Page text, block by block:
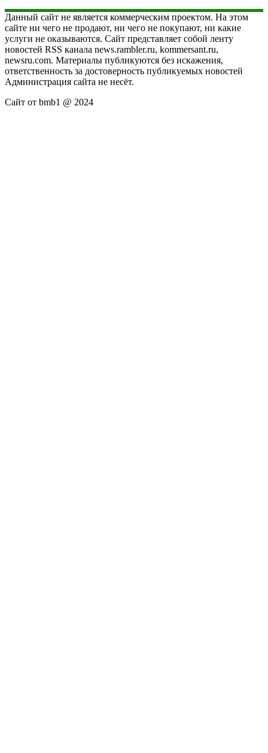
Данный сайт не является коммерческим проектом. На этом
сайте ни чего не продают, ни чего не покупают, ни какие
услуги не оказываются. Сайт представляет собой ленту
новостей RSS канала news.rambler.ru, kommersant.ru,
newsru.com. Материалы публикуются без искажения,
ответственность за достоверность публикуемых новостей
Администрация сайта не несёт.
Сайт от bmb1 @ 2024